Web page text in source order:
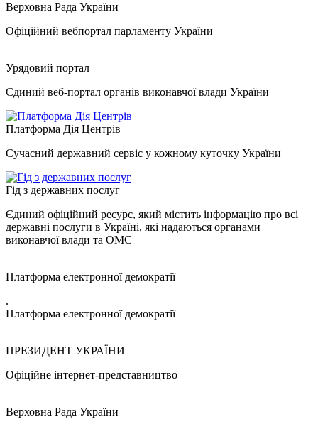
Верховна Рада України
Офіційний вебпортал парламенту України
Урядовий портал
Єдиний веб-портал органів виконавчої влади України
Платформа Дія Центрів
Сучасний державний сервіс у кожному куточку України
Гід з державних послуг
Єдиний офіційний ресурс, який містить інформацію про всі
державні послуги в Україні, які надаються органами
виконавчої влади та ОМС
Платформа електронної демократії
.
Платформа електронної демократії
ПРЕЗИДЕНТ УКРАЇНИ
Офіційне інтернет-представництво
Верховна Рада України